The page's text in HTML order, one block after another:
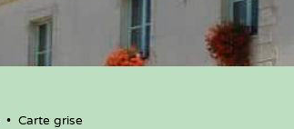
• Carte grise